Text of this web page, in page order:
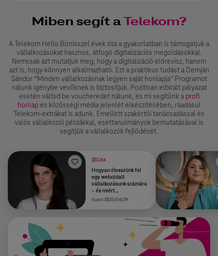
Miben segít aTelekom?
A Telekom Hello Biznisszel évek óta a gyakorlatban is támogatjuk a
vállalkozásokat hasznos, átfogó digitalizációs megoldásokkal.
Nemcsak azt mutatjuk meg, hogy a digitalizáció előrevisz, hanem
azt is, hogy könnyen alkalmazható. Ezt a praktikus tudást a Demján
Sándor “Minden vállalkozásnak legyen saját honlapja” Programot
nálunk igénybe vevőknek is biztosítjuk. Pozitívan elbírált pályázat
esetén váltsd be voucheredet nálunk, és mi segítünk a profi
honlap és közösségi média jelenlét elkészítésében, ráadásul
Telekom-extrákat is adunk. Emellett szakértői tanácsadással és
valós vállalkozói példákkal, esettanulmányok bemutatásával is
segítjük a vállalkozók fejlődését.
Cikk
Hogyan élesszünk fel
egy weboldalt
vállalkozásunk számára
– és miért
nélkülözhetetlen egy
honlap a sikerhez?
4 perc2025/04/29